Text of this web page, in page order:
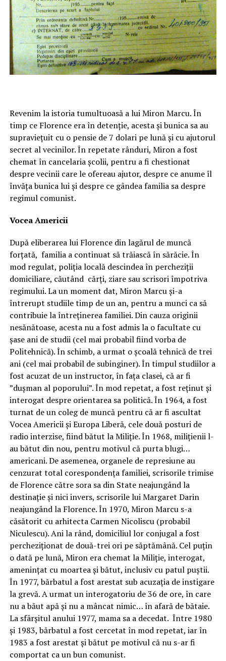
Revenim la istoria tumultuoasă a lui Miron Marcu. În
timp ce Florence era în detenție, acesta și bunica sa au
supraviețuit cu o pensie de 7 dolari pe lună și cu ajutorul
secret al vecinilor. În repetate rânduri, Miron a fost
chemat în cancelaria școlii, pentru a fi chestionat
despre vecinii care le ofereau ajutor, despre ce anume îl
învăța bunica lui și despre ce gândea familia sa despre
regimul comunist.
Vocea Americii
După eliberarea lui Florence din lagărul de muncă
forțată, familia a continuat să trăiască în sărăcie. În
mod regulat, poliția locală descindea în percheziții
domiciliare, căutând cărți, ziare sau scrisori împotriva
regimului. La un moment dat, Miron Marcu și-a
întrerupt studiile timp de un an, pentru a munci ca să
contribuie la întreținerea familiei. Din cauza originii
nesănătoase, acesta nu a fost admis la o facultate cu
șase ani de studii (cel mai probabil fiind vorba de
Politehnică). În schimb, a urmat o școală tehnică de trei
ani (cel mai probabil de subinginer). În timpul studiilor a
fost acuzat de un instructor, în fața clasei, că ar fi
”dușman al poporului”. În mod repetat, a fost reținut și
interogat despre orientarea sa politică. În 1964, a fost
turnat de un coleg de muncă pentru că ar fi ascultat
Vocea Americii și Europa Liberă, cele două posturi de
radio interzise, fiind bătut la Miliție. În 1968, milițienii l-
au bătut din nou, pentru motivul că purta blugi…
americani. De asemenea, organele de represiune au
cenzurat total corespondența familiei, scrisorile trimise
de Florence către sora sa din State neajungând la
destinație și nici invers, scrisorile lui Margaret Darin
neajungând la Florence. În 1970, Miron Marcu s-a
căsătorit cu arhitecta Carmen Nicoliscu (probabil
Niculescu). Ani la rând, domiciliul lor conjugal a fost
percheziționat de două-trei ori pe săptămână. Cel puțin
o dată pe lună, Miron era chemat la Miliție, interogat,
amenințat cu moartea și bătut, inclusiv cu patul puștii.
În 1977, bărbatul a fost arestat sub acuzația de instigare
la grevă. A urmat un interogatoriu de 36 de ore, în care
nu a băut apă și nu a mâncat nimic… în afară de bătaie.
La sfârșitul anului 1977, mama sa a decedat. Între 1980
și 1983, bărbatul a fost cercetat în mod repetat, iar în
1983 a fost arestat și bătut pe motivul că nu s-ar fi
comportat ca un bun comunist.